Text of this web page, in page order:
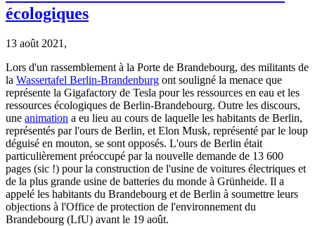
écologiques
13 août 2021,
Lors d'un rassemblement à la Porte de Brandebourg, des militants de
la Wassertafel Berlin-Brandenburg ont souligné la menace que
représente la Gigafactory de Tesla pour les ressources en eau et les
ressources écologiques de Berlin-Brandebourg. Outre les discours,
une animation a eu lieu au cours de laquelle les habitants de Berlin,
représentés par l'ours de Berlin, et Elon Musk, représenté par le loup
déguisé en mouton, se sont opposés. L'ours de Berlin était
particulièrement préoccupé par la nouvelle demande de 13 600
pages (sic !) pour la construction de l'usine de voitures électriques et
de la plus grande usine de batteries du monde à Grünheide. Il a
appelé les habitants du Brandebourg et de Berlin à soumettre leurs
objections à l'Office de protection de l'environnement du
Brandebourg (LfU) avant le 19 août.